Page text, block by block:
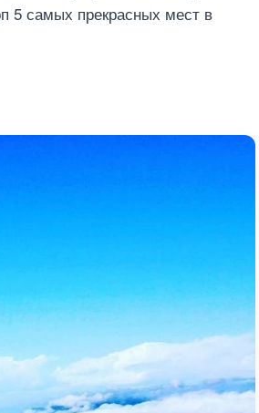
5 самых прекрасных мест в